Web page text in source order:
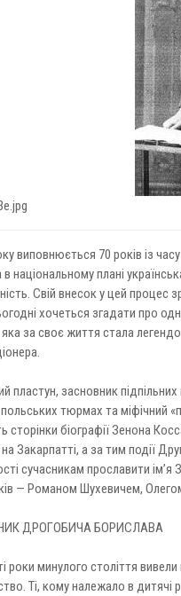
виповнюється 70 років iз
в національному плані
Свій внесок у цей процес
хочеться згадати про
за своє життя стала
пластун, засновник
польських тюрмах та міфічний
сторінки біографії Зенона
Закарпатті, а за тим події
сучасникам прославити ім’я
— Романом Шухевичем,
ДРОГОБИЧА БОРИСЛАВА
роки минулого століття вивели
Ті, кому належало в дитячі